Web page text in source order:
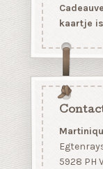
kaartje
5928 PH